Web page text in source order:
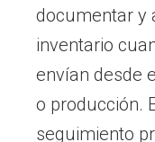
documentar y
inventario
envían desde
o producción.
seguimiento